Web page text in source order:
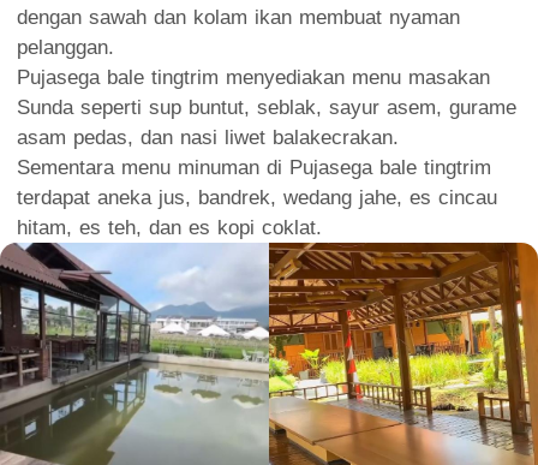
dengan sawah dan kolam ikan membuat nyaman
pelanggan.
Pujasega bale tingtrim menyediakan menu masakan
Sunda seperti sup buntut, seblak, sayur asem, gurame
asam pedas, dan nasi liwet balakecrakan.
Sementara menu minuman di Pujasega bale tingtrim
terdapat aneka jus, bandrek, wedang jahe, es cincau
hitam, es teh, dan es kopi coklat.